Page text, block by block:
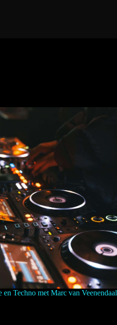
en Techno met Marc van Veenendaal